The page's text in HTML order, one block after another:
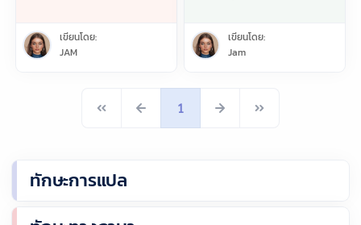
เขียนโดย:
JAM
เขียนโดย:
Jam
1
ทักษะการแปล